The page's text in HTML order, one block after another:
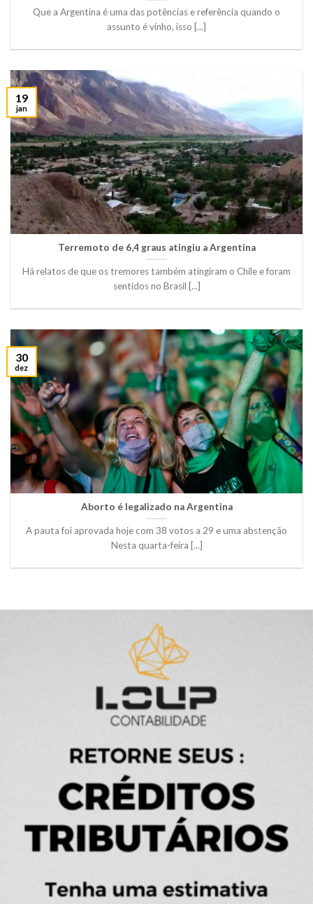
Que a Argentina é uma das potências e referência quando o
assunto é vinho, isso [...]
Terremoto de 6,4 graus atingiu a Argentina
Há relatos de que os tremores também atingiram o Chile e foram
sentidos no Brasil [...]
19
jan
Aborto é legalizado na Argentina
A pauta foi aprovada hoje com 38 votos a 29 e uma abstenção
Nesta quarta-feira [...]
30
dez